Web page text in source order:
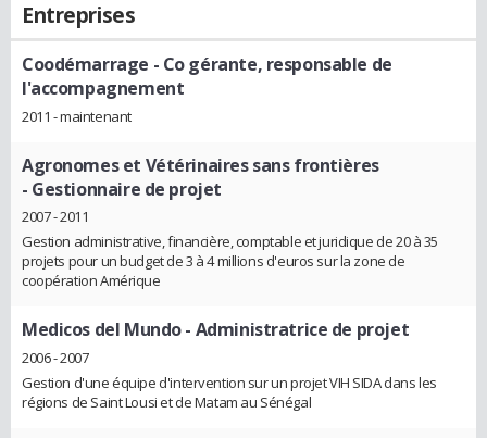
Entreprises
Coodémarrage - Co gérante, responsable de
l'accompagnement
2011 - maintenant
Agronomes et Vétérinaires sans frontières
- Gestionnaire de projet
2007 - 2011
Gestion administrative, financière, comptable et juridique de 20 à 35
projets pour un budget de 3 à 4 millions d'euros sur la zone de
coopération Amérique
Medicos del Mundo- Administratrice de projet
2006 - 2007
Gestion d'une équipe d'intervention sur un projet VIH SIDA dans les
régions de Saint Lousi et de Matam au Sénégal